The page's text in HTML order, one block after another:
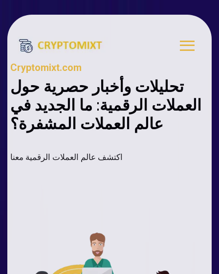
Cryptomixt.com
تحليلات وأخبار حصرية حول
العملات الرقمية: ما الجديد في
عالم العملات المشفرة؟
اكتشف عالم العملات الرقمية معنا